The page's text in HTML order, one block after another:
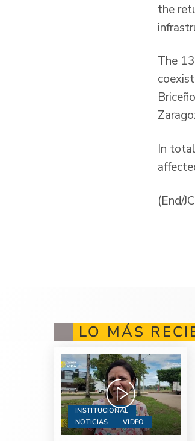
the
The
In
(End/
LO MÁS
INSTITUCIONAL
NOTICIAS
VIDEO